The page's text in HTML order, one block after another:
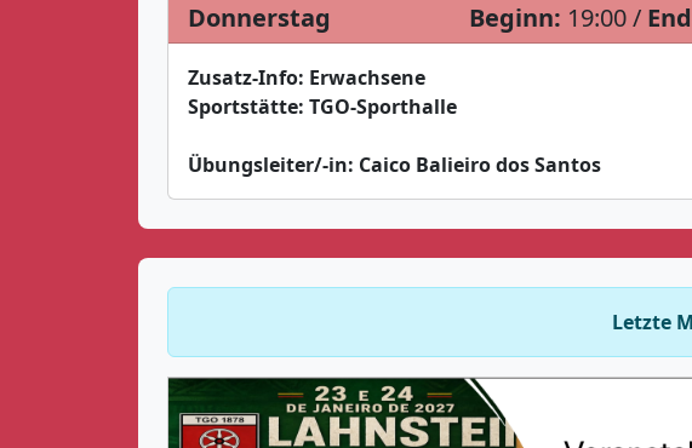
Donnerstag Beginn: 19:00 /
Zusatz-Info: Erwachsene
Sportstätte: TGO-Sporthalle
Übungsleiter/-in: Caico Balieiro dos Santos
Letzte